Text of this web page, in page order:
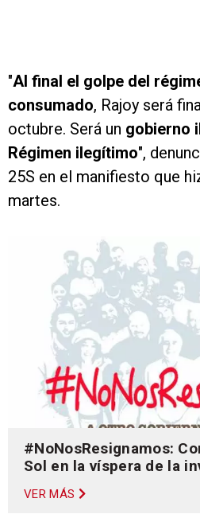
"Al final el golpe del
consumado, Rajoy será
octubre. Será un gobierno
Régimen ilegítimo",
25S en el manifiesto que
martes.
#NoNosResignamos:
Sol en la víspera de la
VER MÁS